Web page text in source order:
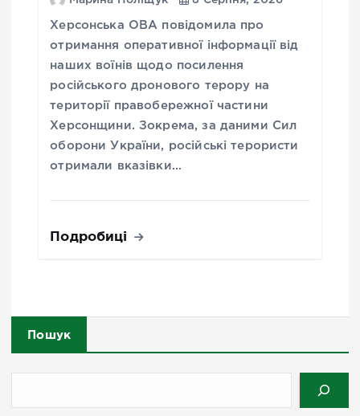
Херсонська ОВА повідомила про
отримання оперативної інформації від
наших воїнів щодо посилення
російського дронового терору на
території правобережної частини
Херсонщини. Зокрема, за даними Сил
оборони України, російські терористи
отримали вказівки…
Подробиці
Пошук